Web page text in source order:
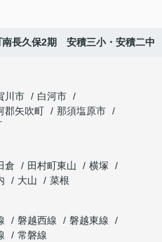
長久保2期 安積三小・安積二中
川市
白河市
郡矢吹町
那須塩原市
倉 田村町東山
横塚
大山
菜根
磐越西線
磐越東線
常磐線